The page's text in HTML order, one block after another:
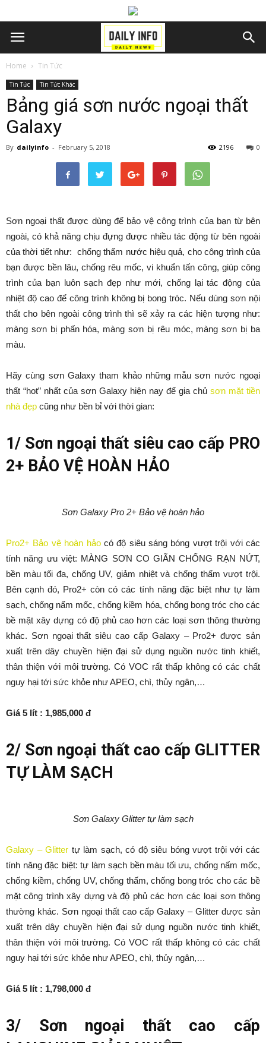
Home Tin Tức
Tin Tức Tin Tức Khác
Bảng giá sơn nước ngoại thất
Galaxy
By dailyinfo - February 5, 2018 0
2196
Sơn ngoại thất được dùng để bảo vệ công trình của bạn từ bên
ngoài, có khả năng chịu đựng được nhiều tác động từ bên ngoài
của thời tiết như: chống thấm nước hiệu quả, cho công trình của
bạn được bền lâu, chống rêu mốc, vi khuẩn tấn công, giúp công
trình của bạn luôn sạch đẹp như mới, chống lại tác động của
nhiệt độ cao để công trình không bị bong tróc. Nếu dùng sơn nội
thất cho bên ngoài công trình thì sẽ xảy ra các hiện tượng như:
màng sơn bị phấn hóa, màng sơn bị rêu móc, màng sơn bị ba
màu.
Hãy cùng sơn Galaxy tham khảo những mẫu sơn nước ngoại
thất “hot” nhất của sơn Galaxy hiện nay để gia chủ sơn mặt tiền
nhà đẹp cũng như bền bỉ với thời gian:
1/ Sơn ngoại thất siêu cao cấp PRO
2+ BẢO VỆ HOÀN HẢO
Sơn Galaxy Pro 2+ Bảo vệ hoàn hảo
Pro2+ Bảo vệ hoàn hảocó độ siêu sáng bóng vượt trội với các
tính năng ưu việt: MÀNG SƠN CO GIÃN CHỐNG RẠN NỨT,
bền màu tối đa, chống UV, giảm nhiệt và chống thấm vượt trội.
Bên cạnh đó, Pro2+ còn có các tính năng đặc biệt như tự làm
sạch, chống nấm mốc, chống kiềm hóa, chống bong tróc cho các
bề mặt xây dựng có độ phủ cao hơn các loại sơn thông thường
khác. Sơn ngoại thất siêu cao cấp Galaxy – Pro2+ được sản
xuất trên dây chuyền hiện đại sử dụng nguồn nước tinh khiết,
thân thiện với môi trường. Có VOC rất thấp không có các chất
nguy hại tới sức khỏe như APEO, chì, thủy ngân,…
Giá 5 lít : 1,985,000 đ
2/ Sơn ngoại thất cao cấp GLITTER
TỰ LÀM SẠCH
Sơn Galaxy Glitter tự làm sạch
Galaxy – Glitter tự làm sạch, có độ siêu bóng vượt trội với các
tính năng đặc biệt: tự làm sạch bền màu tối ưu, chống nấm mốc,
chống kiềm, chống UV, chống thấm, chống bong tróc cho các bề
mặt công trình xây dựng và độ phủ các hơn các loại sơn thông
thường khác. Sơn ngoại thất cao cấp Galaxy – Glitter được sản
xuất trên dây chuyền hiện đại sử dụng nguồn nước tinh khiết,
thân thiện với môi trường. Có VOC rất thấp không có các chất
nguy hại tới sức khỏe như APEO, chì, thủy ngân,…
Giá 5 lít : 1,798,000 đ
3/ Sơn ngoại thất cao cấp